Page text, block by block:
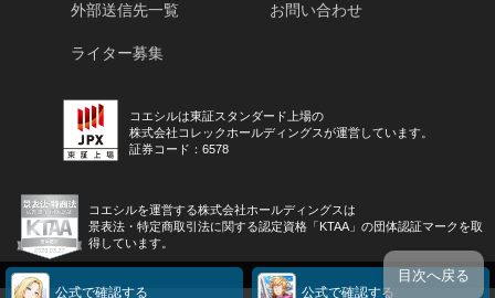
公式で確認する 公式で確認する
外部送信先一覧 お問い合わせ
ライター募集
コエシルは東証スタンダード上場の
株式会社コレックホールディングスが運営しています。
証券コード：6578
コエシルを運営する株式会社ホールディングスは
景表法・特定商取引法に関する認定資格「KTAA」の団体認証マークを取
得しています。
目次へ戻る